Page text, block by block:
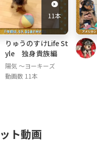
11本
りゅうのすけLife St
yle 独身貴族編
陽気 ～ヨーキーズ
動画数 11本
ト動画